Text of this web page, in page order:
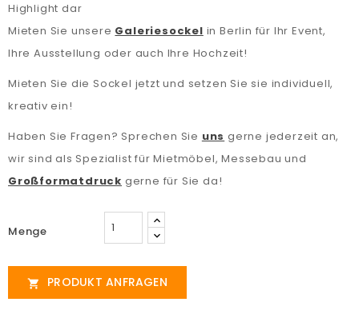
Highlight dar
Mieten Sie unsere Galeriesockel in Berlin für Ihr Event,
Ihre Ausstellung oder auch Ihre Hochzeit!
Mieten Sie die Sockel jetzt und setzen Sie sie individuell,
kreativ ein!
Haben Sie Fragen? Sprechen Sie uns gerne jederzeit an,
wir sind als Spezialist für Mietmöbel, Messebau und
Großformatdruck gerne für Sie da!
Menge
 PRODUKT ANFRAGEN